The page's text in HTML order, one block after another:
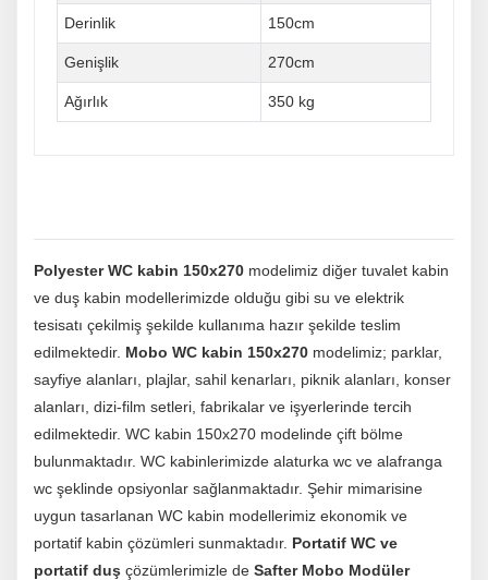
Derinlik 150cm
Genişlik 270cm
Ağırlık 350 kg
Polyester WC kabin 150x270 modelimiz diğer tuvalet kabin
ve duş kabin modellerimizde olduğu gibi su ve elektrik
tesisatı çekilmiş şekilde kullanıma hazır şekilde teslim
edilmektedir. Mobo WC kabin 150x270 modelimiz; parklar,
sayfiye alanları, plajlar, sahil kenarları, piknik alanları, konser
alanları, dizi-film setleri, fabrikalar ve işyerlerinde tercih
edilmektedir. WC kabin 150x270 modelinde çift bölme
bulunmaktadır. WC kabinlerimizde alaturka wc ve alafranga
wc şeklinde opsiyonlar sağlanmaktadır. Şehir mimarisine
uygun tasarlanan WC kabin modellerimiz ekonomik ve
portatif kabin çözümleri sunmaktadır. Portatif WC ve
portatif duş çözümlerimizle de Safter Mobo Modüler